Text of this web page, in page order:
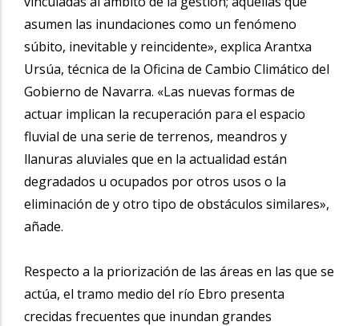
asumen las inundaciones como un fenómeno
súbito, inevitable y reincidente», explica Arantxa
Ursúa, técnica de la Oficina de Cambio Climático del
Gobierno de Navarra. «Las nuevas formas de
actuar implican la recuperación para el espacio
fluvial de una serie de terrenos, meandros y
llanuras aluviales que en la actualidad están
degradados u ocupados por otros usos o la
eliminación de y otro tipo de obstáculos similares»,
añade.
Respecto a la priorización de las áreas en las que se
actúa, el tramo medio del río Ebro presenta
crecidas frecuentes que inundan grandes